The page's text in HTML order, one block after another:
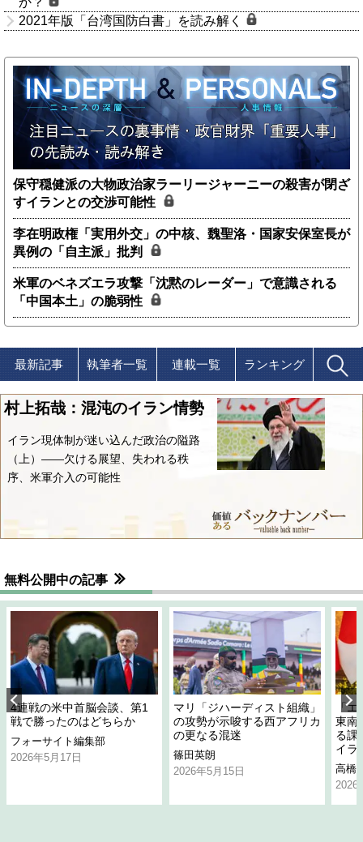
2021年版「台湾国防白書」を読み解く
保守穏健派の大物政治家ラーリージャーニーの殺害が閉ざ
すイランとの交渉可能性
李在明政権「実用外交」の中核、魏聖洛・国家安保室長が
異例の「自主派」批判
米軍のベネズエラ攻撃「沈黙のレーダー」で意識される
「中国本土」の脆弱性
最新記事 執筆者一覧 連載一覧 ランキング
村上拓哉：混沌のイラン情勢
イラン現体制が迷い込んだ政治の隘路
（上）――欠ける展望、失われる秩
序、米軍介入の可能性
無料公開中の記事
4連戦の米中首脳会談、第1
戦で勝ったのはどちらか
フォーサイト編集部
2026年5月17日
マリ「ジハーディスト組織」
の攻勢が示唆する西アフリカ
の更なる混迷
篠田英朗
2026年5月15日
「
東南
る課
イラ
高橋
2026